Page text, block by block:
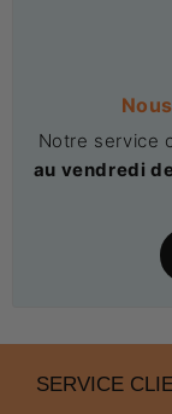
Notre service
au vendredi
SERVICE